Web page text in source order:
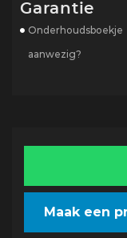
Garantie
Onderhoudsboekje
aanwezig?
Maak een